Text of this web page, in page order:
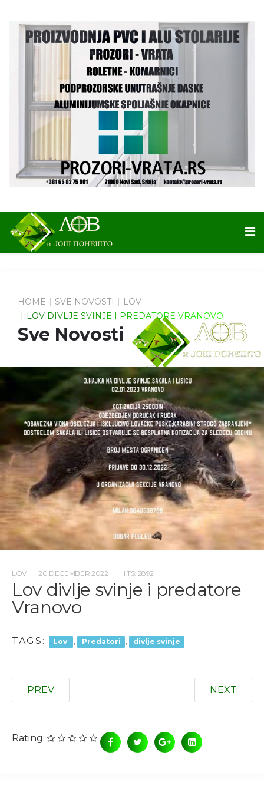
HOME SVE NOVOSTI
LOV
LOV DIVLJE SVINJE I PREDATORE VRANOVO
Sve Novosti
LOV 20 DECEMBER 2022 HITS: 2892
Lov divlje svinje i predatore
Vranovo
TAGS: Lov , Predatori , divlje svinje
PREV NEXT
Rating: